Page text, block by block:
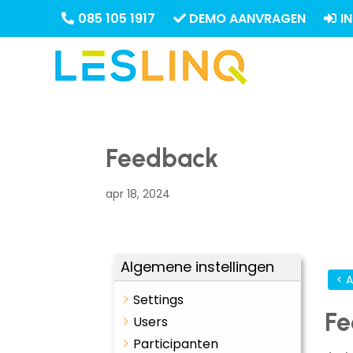
085 105 1917 DEMO AANVRAGEN
Feedback
apr 18, 2024
Algemene instellingen
Settings
Users
Participanten
<